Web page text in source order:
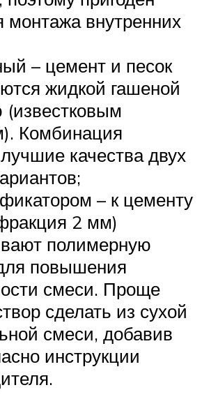
внутренних
– цемент и песок
жидкой гашеной
(известковым
Комбинация
качества двух
– к цементу
2 мм)
полимерную
повышения
смеси. Проще
сделать из сухой
смеси, добавив
инструкции